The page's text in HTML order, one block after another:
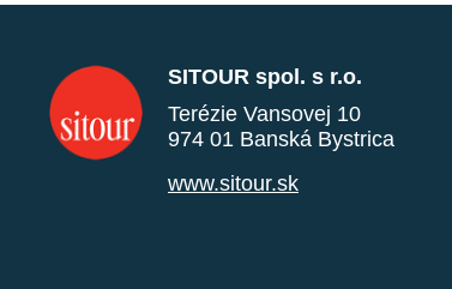
SITOUR spol. s r.o.
Terézie Vansovej 10
974 01 Banská Bystrica
www.sitour.sk